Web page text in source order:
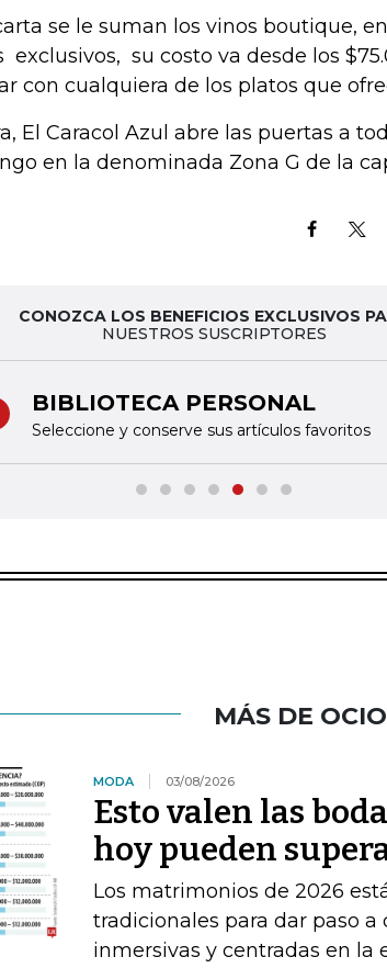
se le suman los vinos boutique,
exclusivos, su costo va desde los
con cualquiera de los platos que
El Caracol Azul abre las puertas a
en la denominada Zona G de la
CONOZCA LOS BENEFICIOS EXCLUSIVOS
NUESTROS SUSCRIPTORES
BIBLIOTECA PERSONAL
Seleccione y conserve sus artículos favoritos
MÁS DE OCIO
MODA 03/08/2026
Esto valen las
hoy pueden
Los matrimonios de 2026
tradicionales para dar paso a
inmersivas y centradas en la